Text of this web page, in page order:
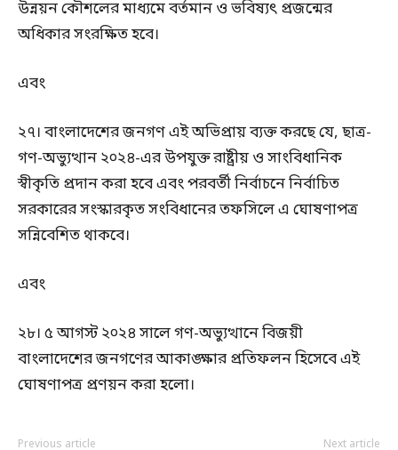
উন্নয়ন কৌশলের মাধ্যমে বর্তমান ও ভবিষ্যৎ প্রজন্মের
অধিকার সংরক্ষিত হবে।
এবং
২৭। বাংলাদেশের জনগণ এই অভিপ্রায় ব্যক্ত করছে যে, ছাত্র-
গণ-অভ্যুত্থান ২০২৪-এর উপযুক্ত রাষ্ট্রীয় ও সাংবিধানিক
স্বীকৃতি প্রদান করা হবে এবং পরবর্তী নির্বাচনে নির্বাচিত
সরকারের সংস্কারকৃত সংবিধানের তফসিলে এ ঘোষণাপত্র
সন্নিবেশিত থাকবে।
এবং
২৮। ৫ আগস্ট ২০২৪ সালে গণ-অভ্যুত্থানে বিজয়ী
বাংলাদেশের জনগণের আকাঙ্ক্ষার প্রতিফলন হিসেবে এই
ঘোষণাপত্র প্রণয়ন করা হলো।
Previous article Next article